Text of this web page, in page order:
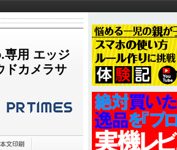
専用 エッジ
ドカメラサ